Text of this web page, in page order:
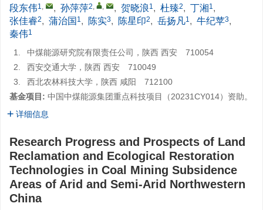
段东伟1, , 孙萍萍2, , , 贺晓浪1, 杜臻2, 丁湘1,
张佳睿2, 蒲治国 1, 陈实3, 陈星印2, 岳扬凡1, 牛纪苹3,
秦伟1
1.
中煤能源研究院有限责任公司，陕西 西安 710054
2.
西安交通大学，陕西 西安 710049
3.
西北农林科技大学，陕西 咸阳 712100
基金项目: 中国中煤能源集团重点科技项目（20231CY014）资助。
详细信息
Research Progress and Prospects of Land
Reclamation and Ecological Restoration
Technologies in Coal Mining Subsidence
Areas of Arid and Semi-Arid Northwestern
China